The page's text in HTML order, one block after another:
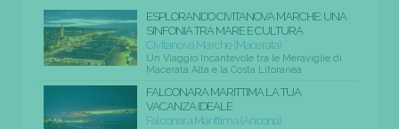
ESPLORANDO CIVITANOVA MARCHE: UNA
SINFONIA TRA MARE E CULTURA
Civitanova Marche (Macerata)
Un Viaggio Incantevole tra le Meraviglie di
Macerata Alta e la Costa Litoranea
FALCONARA MARITTIMA LA TUA
VACANZA IDEALE
Falconara Marittima (Ancona)